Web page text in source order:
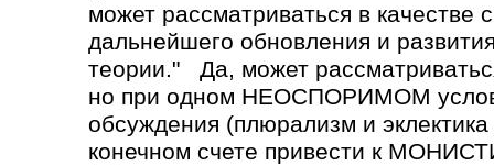
может рассматриваться в качестве
дальнейшего обновления и
теории." Да, может
но при одном НЕОСПОРИМОМ
обсуждения (плюрализм и
конечном счете привести к